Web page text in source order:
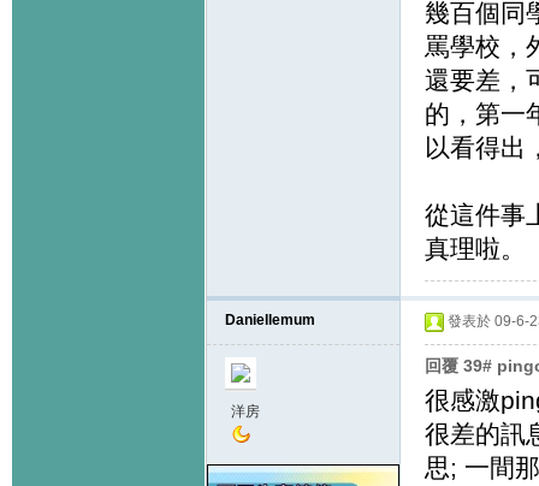
幾百個同
罵學校，
還要差，
的，第一
以看得出
從這件事
真理啦。
Daniellemum
洋房
發表於 09-6-
回覆 39#
很感激
很差的訊
思; 一間